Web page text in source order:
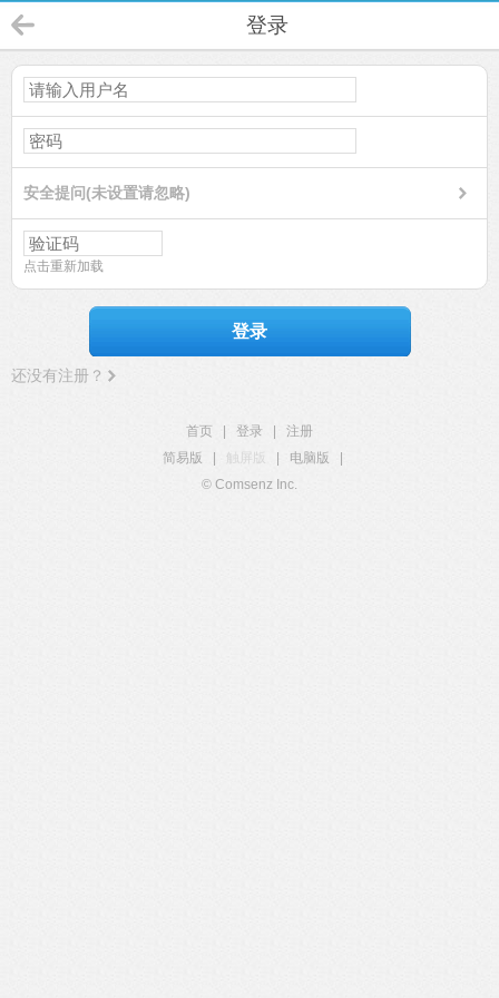
登录
安全提问(未设置请忽略)
点击重新加载
登录
还没有注册？
首页 登录
注册
简易版
触屏版 电脑版
© Comsenz Inc.